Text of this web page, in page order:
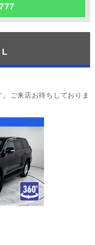
L
ご来店お待ちしておりま